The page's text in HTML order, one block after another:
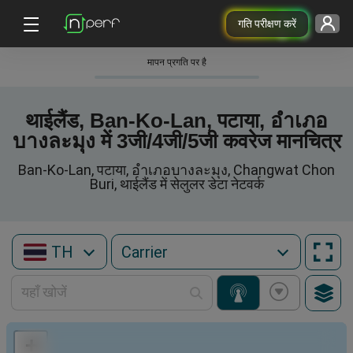
गति परीक्षण करें
मापन प्रगति पर है
थाईलैंड, Ban-Ko-Lan, पटाया, อำเภอ
บางละมุง में 3जी/4जी/5जी कवरेज मानचित्र
Ban-Ko-Lan, पटाया, อำเภอบางละมุง, Changwat Chon
Buri, थाईलैंड में सेलुलर डेटा नेटवर्क
TH